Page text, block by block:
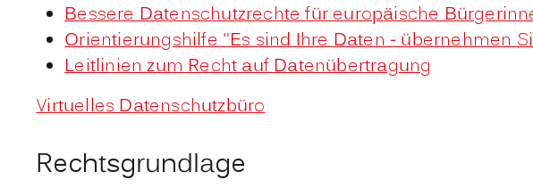
Bessere Datenschutzrechte für europäische
Orientierungshilfe "Es sind Ihre Daten - übernehmen
Leitlinien zum Recht auf Datenübertragung
Virtuelles Datenschutzbüro
Rechtsgrundlage